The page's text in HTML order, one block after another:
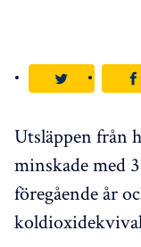
Utsläppen från
minskade med
föregående år